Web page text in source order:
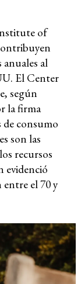
of
al
El Center
según
la firma
consumo
son las
recursos
evidenció
el 70 y